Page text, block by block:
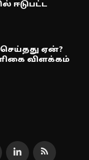
ஈடுபட்ட
செய்தது ஏன்?
விளக்கம்